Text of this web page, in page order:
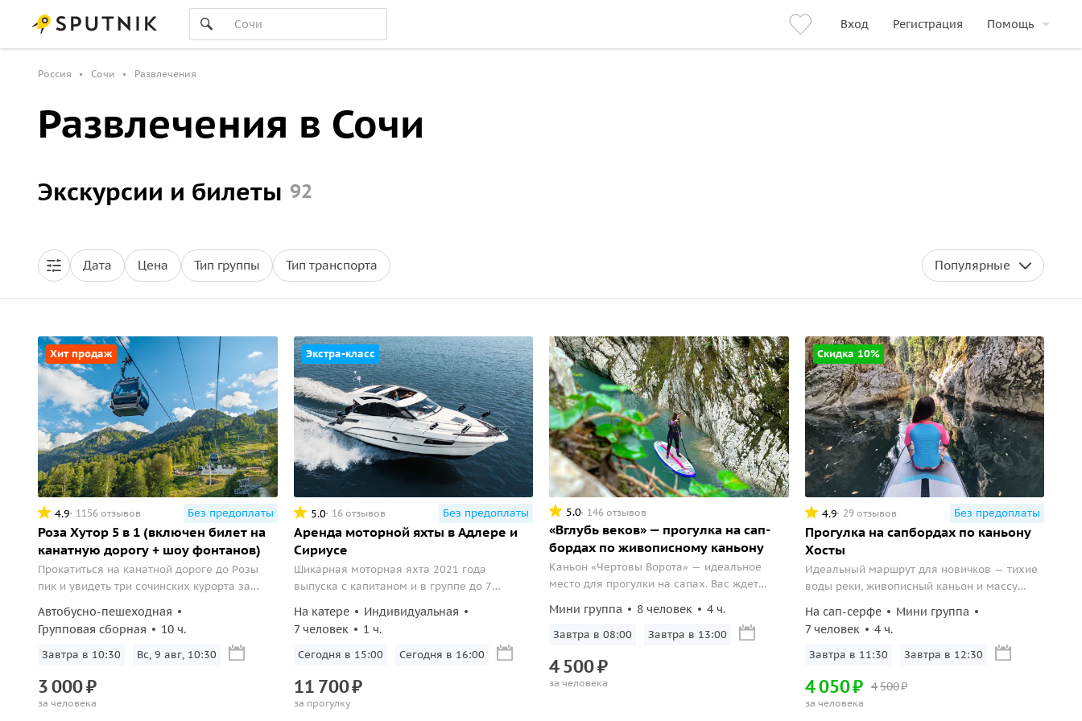
Вход Регистрация Помощь
Россия Сочи Развлечения
Развлечения в Сочи
Экскурсии и билеты 92
Дата Цена Тип группы Тип транспорта Популярные
Хит продаж
4.9 1156 отзывов Без предоплаты
Роза Хутор 5 в 1 (включен билет на
канатную дорогу + шоу фонтанов)
Прокатиться на канатной дороге до Розы
пик и увидеть три сочинских курорта за
Автобусно-пешеходная
Групповая сборная
10 ч.
Завтра в 10:30 Вс, 9 авг, 10:30
3000₽
за человека
Экстра-класс
5.0 16 отзывов Без предоплаты
Аренда моторной яхты в Адлере и
Сириусе
Шикарная моторная яхта 2021 года
выпуска с капитаном и в группе до 7
дельфины и закат.
На катере
Индивидуальная
7 человек
1 ч.
Сегодня в 15:00 Сегодня в 16:00
11 700₽
за прогулку
5.0 146 отзывов
«Вглубь веков» — прогулка на сап-
бордах по живописному каньону
Каньон «Чертовы Ворота» — идеальное
место для прогулки на сапах. Вас ждет
отвесные белые скалы утопающие в
зелени, кристально чистая вода бирюзового
неустанно наслаждаться чудом созданным
самой природой.
Мини группа 8 человек 4 ч.
Завтра в 08:00 Завтра в 13:00
4500₽
за человека
Скидка 10%
4.9 29 отзывов Без предоплаты
Прогулка на сапбордах по каньону
Хосты
Идеальный маршрут для новичков — тихие
воды реки, живописный каньон и массу
На сап-серфе
Мини группа
7 человек
4 ч.
Завтра в 11:30 Завтра в 12:30
4500₽
4050₽
за человека